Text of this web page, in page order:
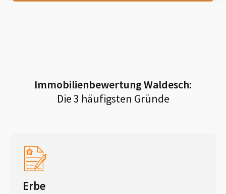
ImmobilienbewertungWaldesch:
Die 3 häufigsten Gründe
Erbe